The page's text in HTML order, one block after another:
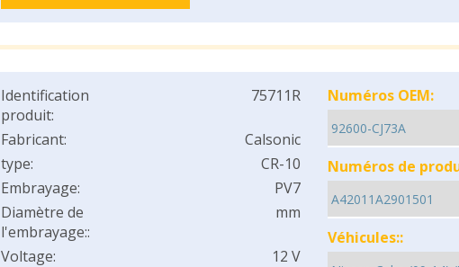
Identification
produit:
75711R
Fabricant:
Calsonic
type:
CR-10
Embrayage:
PV7
Diamètre de
l'embrayage::
mm
Voltage: 12 V
Numéros OEM:
Numéros de
Véhicules::